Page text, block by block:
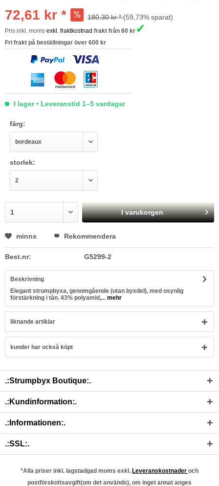
72,61 kr * 180,30 kr *(59,73% sparat)
Pris inkl. moms exkl. fraktkostnad frakt från 60 kr ✓
Fri frakt på beställningar över 600 kr
I lager • Leveranstid 1–5 vardagar
färg:
storlek:
I varukorgen
minns Rekommendera
Best.nr: G5299-2
Beskrivning
Elegant strumpbyxa, genomgående (utan byxdel), med osynlig
förstärkning i tån. 43% polyamid,... mehr
liknande artiklar
kunder har också köpt
.:Strumpbyx Boutique:.
.:Kundinformation:.
.:Informationen:.
.:SSL:.
*Alla priser inkl. lagstadgad moms exkl. Leveranskostnader och
postförskottsavgift(om det används), om inget annat anges